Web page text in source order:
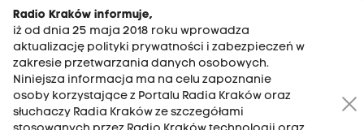
Radio Kraków informuje,
iż od dnia 25 maja 2018 roku wprowadza
aktualizację polityki prywatności i zabezpieczeń w
zakresie przetwarzania danych osobowych.
Niniejsza informacja ma na celu zapoznanie
osoby korzystające z Portalu Radia Kraków oraz
słuchaczy Radia Kraków ze szczegółami